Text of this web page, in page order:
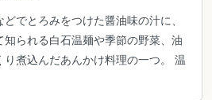
でとろみをつけた醤油味の汁に、
られる白石温麺や季節の野菜、油
煮込んだあんかけ料理の一つ。 温